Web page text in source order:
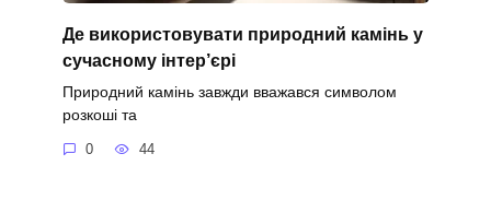
Де використовувати природний камінь у
сучасному інтер’єрі
Природний камінь завжди вважався символом
розкоші та
0 44